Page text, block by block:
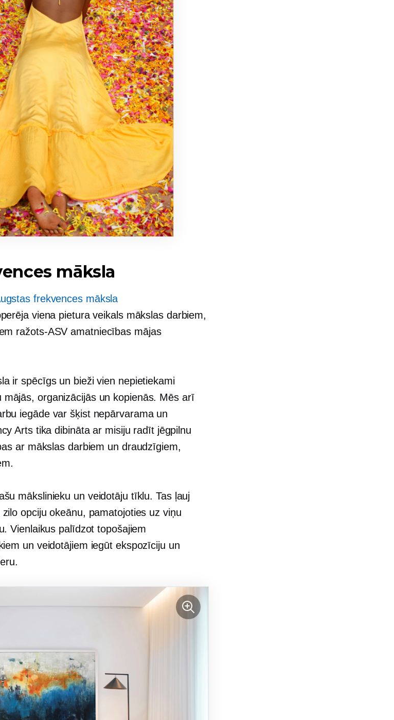
māksla
frekvences māksla
viena pieturaveikals mākslas darbiem,
ražots-ASV amatniecības mājas
ir spēcīgs un bieži vien nepietiekami
organizācijās un kopienās. Mēs arī
iegāde var šķist nepārvarama un
Arts tika dibināta ar misiju radīt jēgpilnu
ar mākslas darbiem un draudzīgiem,
mākslinieku un veidotāju tīklu. Tas ļauj
opciju okeānu, pamatojoties uz viņu
Vienlaikus palīdzot topošajiem
un veidotājiem iegūt ekspozīciju un